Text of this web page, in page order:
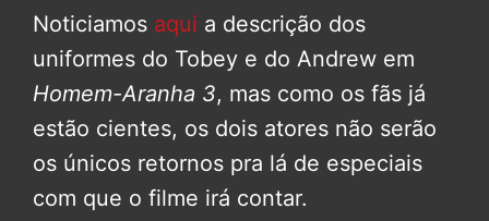
Noticiamos aqui a descrição dos
uniformes do Tobey e do Andrew em
Homem-Aranha 3, mas como os fãs já
estão cientes, os dois atores não serão
os únicos retornos pra lá de especiais
com que o filme irá contar.